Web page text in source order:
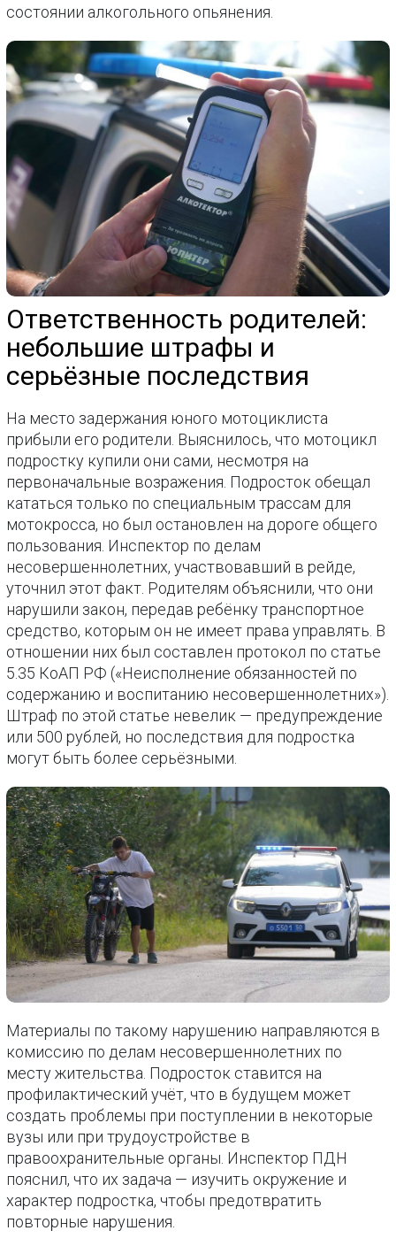
состоянии алкогольного опьянения.
Ответственность родителей:
небольшие штрафы и
серьёзные последствия
На место задержания юного мотоциклиста
прибыли его родители. Выяснилось, что мотоцикл
подростку купили они сами, несмотря на
первоначальные возражения. Подросток обещал
кататься только по специальным трассам для
мотокросса, но был остановлен на дороге общего
пользования. Инспектор по делам
несовершеннолетних, участвовавший в рейде,
уточнил этот факт. Родителям объяснили, что они
нарушили закон, передав ребёнку транспортное
средство, которым он не имеет права управлять. В
отношении них был составлен протокол по статье
5.35 КоАП РФ («Неисполнение обязанностей по
содержанию и воспитанию несовершеннолетних»).
Штраф по этой статье невелик — предупреждение
или 500 рублей, но последствия для подростка
могут быть более серьёзными.
Материалы по такому нарушению направляются в
комиссию по делам несовершеннолетних по
месту жительства. Подросток ставится на
профилактический учёт, что в будущем может
создать проблемы при поступлении в некоторые
вузы или при трудоустройстве в
правоохранительные органы. Инспектор ПДН
пояснил, что их задача — изучить окружение и
характер подростка, чтобы предотвратить
повторные нарушения.